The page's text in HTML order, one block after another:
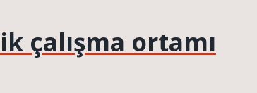
çalışma ortamı